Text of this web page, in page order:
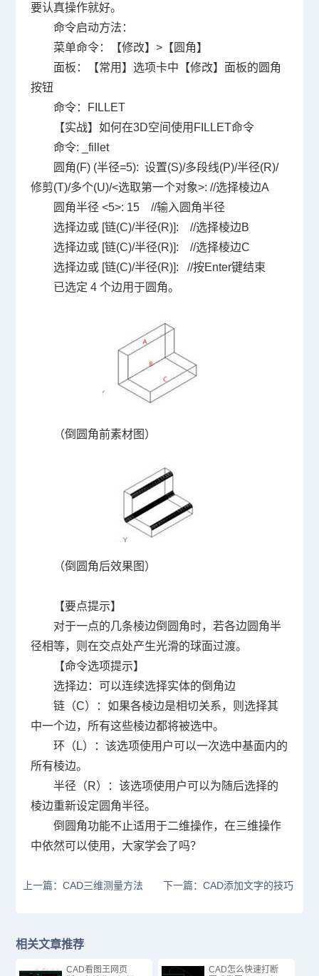
要认真操作就好。
命令启动方法：
菜单命令：【修改】>【圆角】
面板：【常用】选项卡中【修改】面板的圆角
按钮
命令：FILLET
【实战】如何在3D空间使用FILLET命令
命令: _fillet
圆角(F) (半径=5): 设置(S)/多段线(P)/半径(R)/
修剪(T)/多个(U)/<选取第一个对象>: //选择棱边A
圆角半径 <5>: 15 //输入圆角半径
选择边或 [链(C)/半径(R)]: //选择棱边B
选择边或 [链(C)/半径(R)]: //选择棱边C
选择边或 [链(C)/半径(R)]: //按Enter键结束
已选定 4 个边用于圆角。
（倒圆角前素材图）
（倒圆角后效果图）
【要点提示】
对于一点的几条棱边倒圆角时，若各边圆角半
径相等，则在交点处产生光滑的球面过渡。
【命令选项提示】
选择边：可以连续选择实体的倒角边
链（C）：如果各棱边是相切关系，则选择其
中一个边，所有这些棱边都将被选中。
环（L）：该选项使用户可以一次选中基面内的
所有棱边。
半径（R）：该选项使用户可以为随后选择的
棱边重新设定圆角半径。
倒圆角功能不止适用于二维操作，在三维操作
中依然可以使用，大家学会了吗？
上一篇：CAD三维测量方法 下一篇：CAD添加文字的技巧
相关文章推荐
CAD看图王网页
CAD怎么快速打断